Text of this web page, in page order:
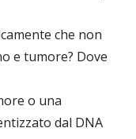
che non
e tumore? Dove
o una
dal DNA